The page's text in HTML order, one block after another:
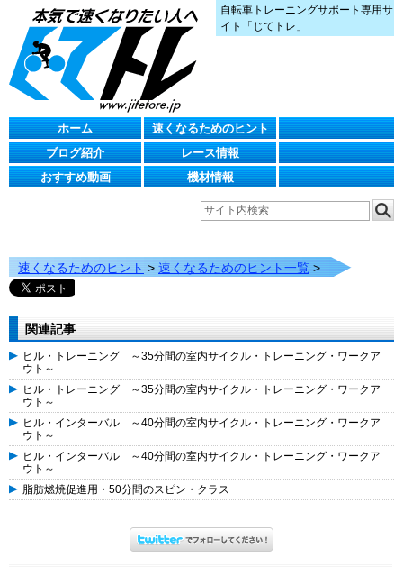
自転車トレーニングサポート専用サ
イト「じてトレ」
ホーム
速くなるためのヒント
ブログ紹介
レース情報
おすすめ動画
機材情報
速くなるためのヒント > 速くなるためのヒント一覧 >
関連記事
ヒル・トレーニング ～35分間の室内サイクル・トレーニング・ワークア
ウト～
ヒル・トレーニング ～35分間の室内サイクル・トレーニング・ワークア
ウト～
ヒル・インターバル ～40分間の室内サイクル・トレーニング・ワークア
ウト～
ヒル・インターバル ～40分間の室内サイクル・トレーニング・ワークア
ウト～
脂肪燃焼促進用・50分間のスピン・クラス